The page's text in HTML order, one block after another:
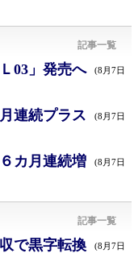
記事一覧
03」発売へ (8月7日
連続プラス (8月7日
カ月連続増 (8月7日
記事一覧
で黒字転換 (8月7日